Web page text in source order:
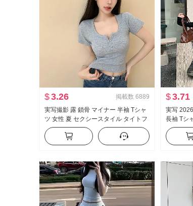
$3.26 掲載数 6889
実写撮影 露 鎖骨 マイナー 半袖 Tシャ
ツ 女性 夏 セクシースタイル タイトフ
ィット 新品 ボタン デザイン 感 ショー
ト丈 トップス
$3.71
実写
長袖 Tシ
スタイ
ルダー オ